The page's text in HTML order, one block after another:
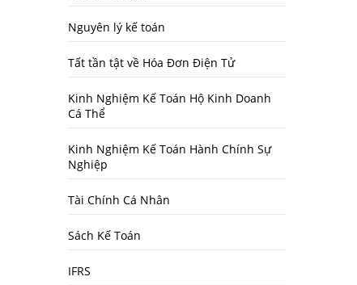
Nguyên lý kế toán
Tất tần tật về Hóa Đơn Điện Tử
Kinh Nghiệm Kế Toán Hộ Kinh Doanh
Cá Thể
Kinh Nghiệm Kế Toán Hành Chính Sự
Nghiệp
Tài Chính Cá Nhân
Sách Kế Toán
IFRS